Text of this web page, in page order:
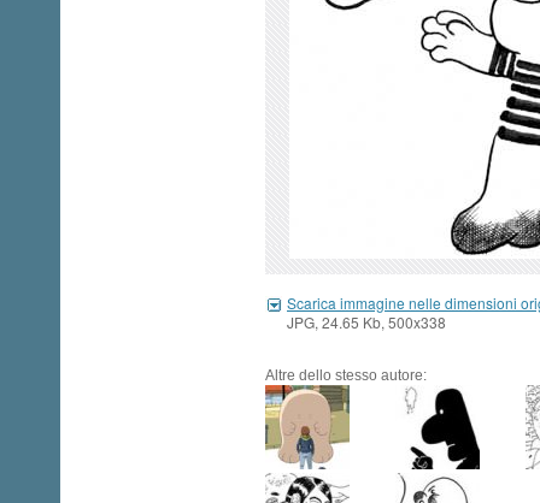
Scarica immagine nelle dimensioni
JPG, 24.65 Kb, 500x338
Altre dello stesso autore: